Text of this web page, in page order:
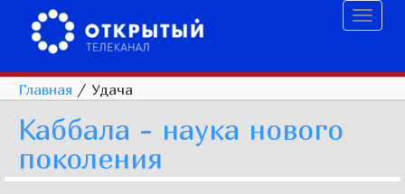
Главная / Удача
Каббала - наука нового
поколения